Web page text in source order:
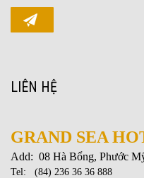
LIÊN HỆ
GRAND SEA
Add: 08 Hà Bổng, Phước
Tel: (84) 236 36 36 888